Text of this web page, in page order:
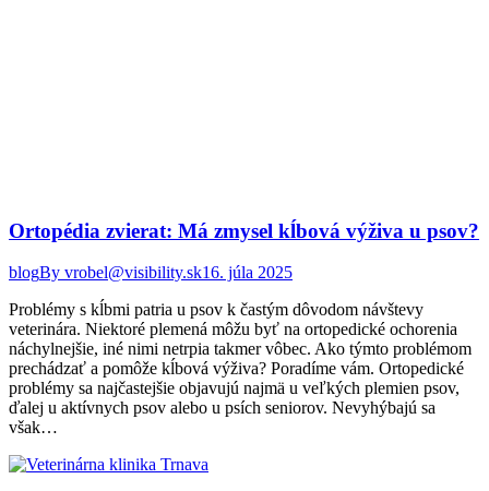
Ortopédia zvierat: Má zmysel kĺbová výživa u psov?
blogBy vrobel@visibility.sk16. júla 2025
Problémy s kĺbmi patria u psov k častým dôvodom návštevy
veterinára. Niektoré plemená môžu byť na ortopedické ochorenia
náchylnejšie, iné nimi netrpia takmer vôbec. Ako týmto problémom
prechádzať a pomôže kĺbová výživa? Poradíme vám. Ortopedické
problémy sa najčastejšie objavujú najmä u veľkých plemien psov,
ďalej u aktívnych psov alebo u psích seniorov. Nevyhýbajú sa
však…